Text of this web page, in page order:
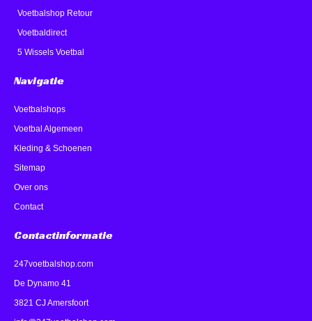
Voetbalshop Retour
Voetbaldirect
5 Wissels Voetbal
Navigatie
Voetbalshops
Voetbal Algemeen
Kleding & Schoenen
Sitemap
Over ons
Contact
Contactinformatie
247voetbalshop.com
De Dynamo 41
3821 CJ Amersfoort